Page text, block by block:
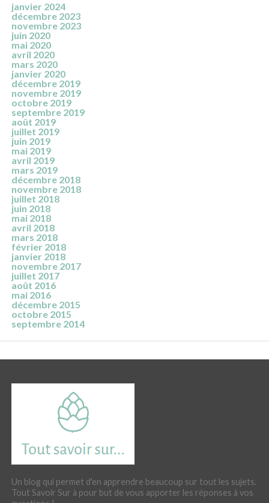
janvier 2024
décembre 2023
novembre 2023
juin 2020
mai 2020
avril 2020
mars 2020
janvier 2020
décembre 2019
novembre 2019
octobre 2019
septembre 2019
août 2019
juillet 2019
juin 2019
mai 2019
avril 2019
mars 2019
décembre 2018
novembre 2018
juillet 2018
juin 2018
mai 2018
avril 2018
mars 2018
février 2018
janvier 2018
novembre 2017
juillet 2017
août 2016
mai 2016
décembre 2015
octobre 2015
septembre 2014
Un blog qui permet d'en apprendre beaucoup sur tout les sujets.
Tout Savoir Sur à pour but de vous apporter les réponses à vos